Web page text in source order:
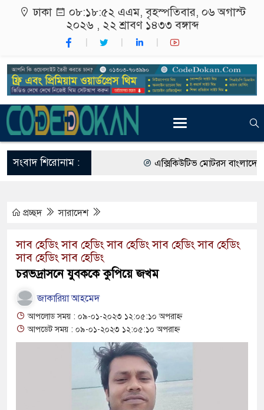
ঢাকা ০৮:১৮:৫৩ এএম, বৃহস্পতিবার, ০৬ অগাস্ট
২০২৬ , ২২ শ্রাবণ ১৪৩৩ বঙ্গাব্দ
সংবাদ শিরোনাম : এক্সিকিউটিভ মোটরস বাংলাদেশে
বাংলাদেশের তৈরি পোশাকের বড়
২০২৩ সালে কতজন হজে যেতে পারবেন
প্রচ্ছদ সারাদেশ
সাব হেডিং সাব হেডিং সাব হেডিং সাব হেডিং সাব হেডিং
সাব হেডিং সাব হেডিং
চরভদ্রাসনে যুবককে কুপিয়ে জখম
জাকারিয়া আহমেদ
আপলোড সময় : ০৯-০১-২০২৩ ১২:০৫:১০ অপরাহ্ন
আপডেট সময় : ০৯-০১-২০২৩ ১২:০৫:১০ অপরাহ্ন